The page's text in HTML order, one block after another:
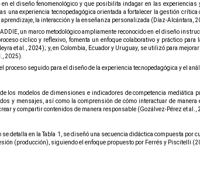
en el diseño fenomenológico y que posibilita indagar en las
experiencia tecnopedagógica orientada a fortalecer la gestión
la interacción y la enseñanza personalizada (Díaz-Alcántara,
un marco metodológico ampliamente reconocido en el diseño
cíclico y reflexivo, fomenta un enfoque colaborativo y práctico
et al., 2024); y, en Colombia, Ecuador y Uruguay, se utilizó para
2025).
proceso seguido para el diseño de la experiencia tecnopedagógica y el
los modelos de dimensiones e indicadores de competencia
y mensajes, así como la comprensión de cómo interactuar de
y compartir contenidos de manera responsable (Gozálvez-Pérez et al.,
detalla en la Tabla 1, se diseñó una secuencia didáctica compuesta
(producción), siguiendo el enfoque propuesto por Ferrés y Piscitelli